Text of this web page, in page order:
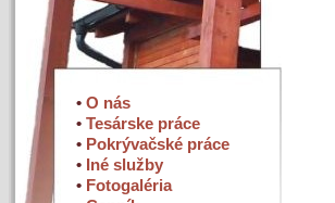
• O nás
• Tesárske práce
• Pokrývačské práce
• Iné služby
• Fotogaléria